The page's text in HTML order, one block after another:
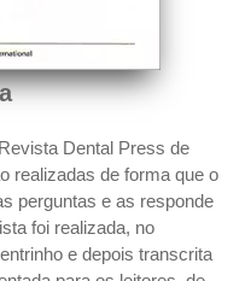
Dental Press de
realizadas de forma que o
perguntas e as responde
foi realizada, no
e depois transcrita